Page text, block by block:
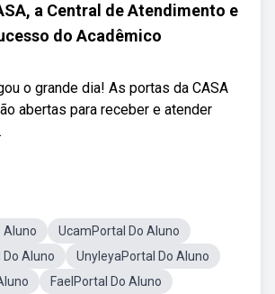
a Central de Atendimento e
do Acadêmico
o grande dia! As portas da CASA
abertas para receber e atender
Aluno
UcamPortal Do Aluno
Aluno
UnyleyaPortal Do Aluno
FaelPortal Do Aluno